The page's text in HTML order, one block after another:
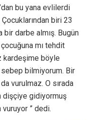
bu yana evlilerdi
biri 23
bir darbe almış. Bugün
mı tehdit
kardeşime böyle
sebep bilmiyorum. Bir
vurulmaz. O sırada
dişçiye gidiyormuş
” dedi.